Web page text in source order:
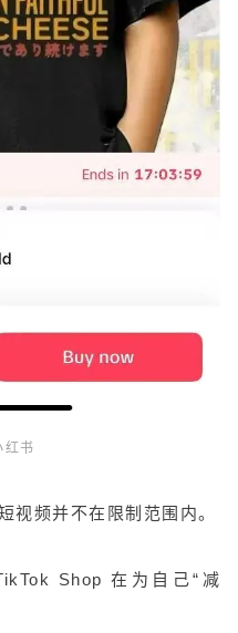
红书
视频并不在限制范围内。
Shop 在为自己“减